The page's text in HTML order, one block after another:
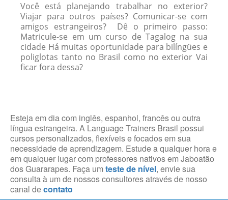
Você está planejando trabalhar no exterior?
Viajar para outros países? Comunicar-se com
amigos estrangeiros? Dê o primeiro passo:
Matricule-se em um curso de Tagalog na sua
cidade Há muitas oportunidade para bilíngües e
poliglotas tanto no Brasil como no exterior Vai
ficar fora dessa?
Esteja em dia com inglês, espanhol, francês ou outra
língua estrangeira. A Language Trainers Brasil possui
cursos personalizados, flexíveis e focados em sua
necessidade de aprendizagem. Estude a qualquer hora e
em qualquer lugar com professores nativos em Jaboatão
dos Guararapes. Faça um teste de nível, envie sua
consulta à um de nossos consultores através de nosso
canal decontato